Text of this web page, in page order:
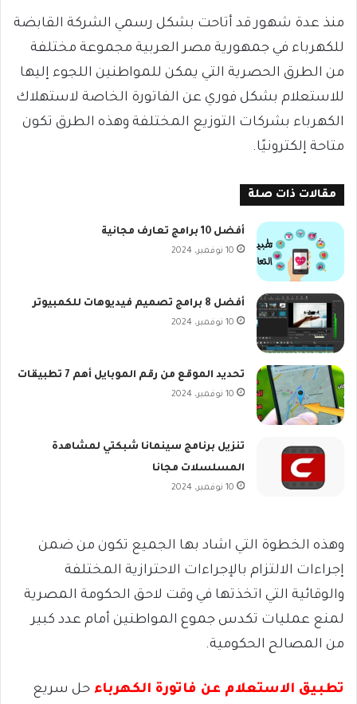
منذ عدة شهور قد أتاحت بشكل رسمي الشركة القابضة
للكهرباء في جمهورية مصر العربية مجموعة مختلفة
من الطرق الحصرية التي يمكن للمواطنين اللجوء إليها
للاستعلام بشكل فوري عن الفاتورة الخاصة لاستهلاك
الكهرباء بشركات التوزيع المختلفة وهذه الطرق تكون
متاحة إلكترونيًا.
مقالات ذات صلة
أفضل 10 برامج تعارف مجانية
10 نوفمبر، 2024
أفضل 8 برامج تصميم فيديوهات للكمبيوتر
10 نوفمبر، 2024
تحديد الموقع من رقم الموبايل أهم 7 تطبيقات
10 نوفمبر، 2024
تنزيل برنامج سينمانا شبكتي لمشاهدة
المسلسلات مجانا
10 نوفمبر، 2024
وهذه الخطوة التي اشاد بها الجميع تكون من ضمن
إجراءات الالتزام بالإجراءات الاحترازية المختلفة
والوقائية التي اتخذتها في وقت لاحق الحكومة المصرية
لمنع عمليات تكدس جموع المواطنين أمام عدد كبير
من المصالح الحكومية.
تطبيق الاستعلام عن فاتورة الكهرباء حل سريع